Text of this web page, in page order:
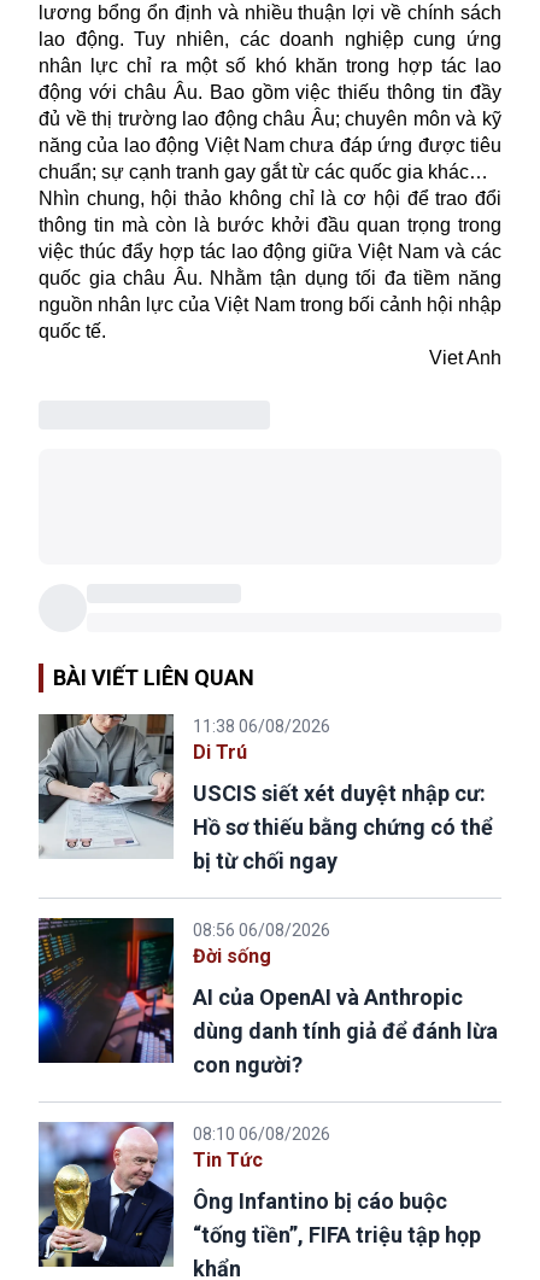
lương bổng ổn định và nhiều thuận lợi về chính sách
lao động. Tuy nhiên, các doanh nghiệp cung ứng
nhân lực chỉ ra một số khó khăn trong hợp tác lao
động với châu Âu. Bao gồm việc thiếu thông tin đầy
đủ về thị trường lao động châu Âu; chuyên môn và kỹ
năng của lao động Việt Nam chưa đáp ứng được tiêu
chuẩn; sự cạnh tranh gay gắt từ các quốc gia khác…
Nhìn chung, hội thảo không chỉ là cơ hội để trao đổi
thông tin mà còn là bước khởi đầu quan trọng trong
việc thúc đẩy hợp tác lao động giữa Việt Nam và các
quốc gia châu Âu. Nhằm tận dụng tối đa tiềm năng
nguồn nhân lực của Việt Nam trong bối cảnh hội nhập
quốc tế.
Viet Anh
BÀI VIẾT LIÊN QUAN
11:38 06/08/2026
Di Trú
USCIS siết xét duyệt nhập cư:
Hồ sơ thiếu bằng chứng có thể
bị từ chối ngay
08:56 06/08/2026
Đời sống
AI của OpenAI và Anthropic
dùng danh tính giả để đánh lừa
con người?
08:10 06/08/2026
Tin Tức
Ông Infantino bị cáo buộc
“tống tiền”, FIFA triệu tập họp
khẩn